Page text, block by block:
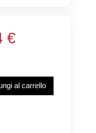
€
al carrello